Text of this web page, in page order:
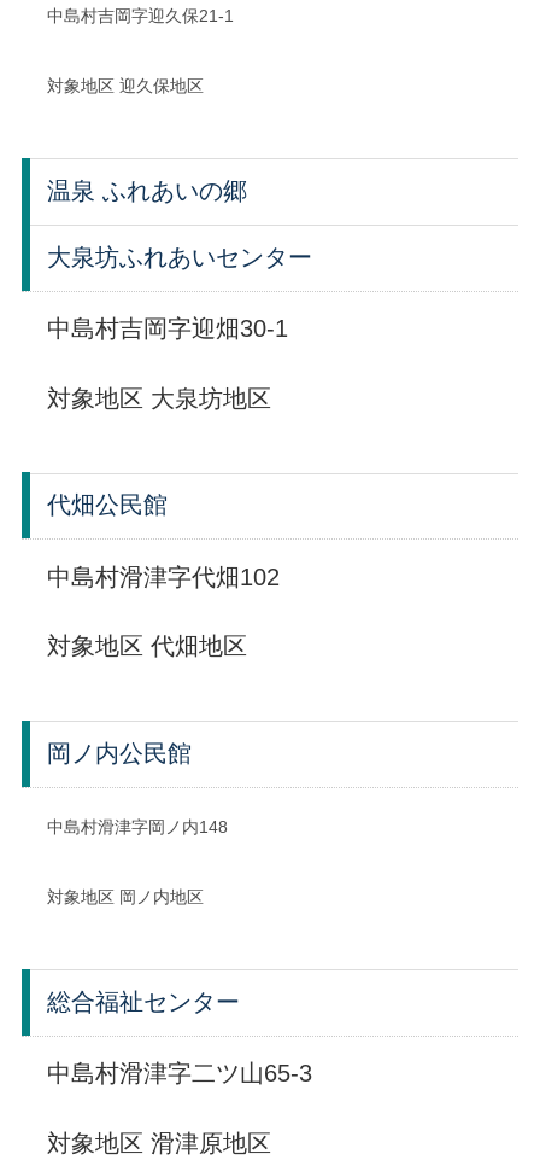
中島村吉岡字迎久保21-1
対象地区 迎久保地区
温泉 ふれあいの郷
大泉坊ふれあいセンター
中島村吉岡字迎畑30-1
対象地区 大泉坊地区
代畑公民館
中島村滑津字代畑102
対象地区 代畑地区
岡ノ内公民館
中島村滑津字岡ノ内148
対象地区 岡ノ内地区
総合福祉センター
中島村滑津字二ツ山65-3
対象地区 滑津原地区